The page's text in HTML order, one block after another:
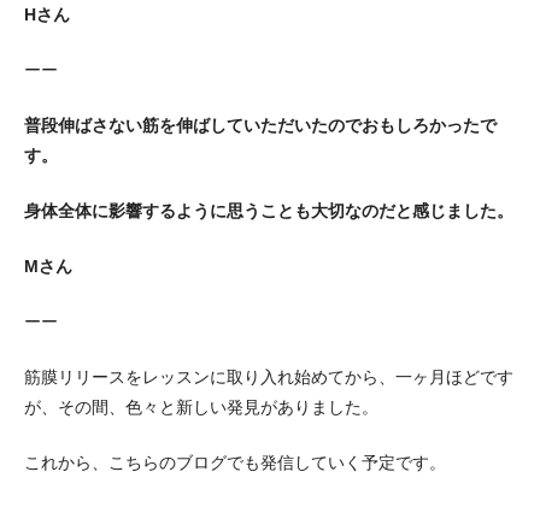
Hさん
ーー
普段伸ばさない筋を伸ばしていただいたのでおもしろかったで
す。
身体全体に影響するように思うことも大切なのだと感じました。
Mさん
ーー
筋膜リリースをレッスンに取り入れ始めてから、一ヶ月ほどです
が、その間、色々と新しい発見がありました。
これから、こちらのブログでも発信していく予定です。